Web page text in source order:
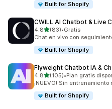
Built for Shopify
CWILL AI Chatbot & Live
4.8de 5 estrellas
(83)
83 reseñas en total
•Gratis
Chat en vivo con
Built for Shopify
Flyweight Chatbot IA &
4.8de 5 estrellas
(105)
105 reseñas en total
•Plan gratis
¡NUEVO! Sin
Built for Shopify